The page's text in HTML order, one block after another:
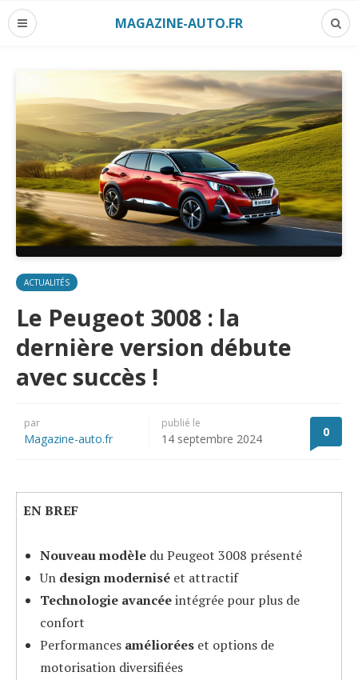
MAGAZINE-AUTO.FR
ACTUALITÉS
Le Peugeot 3008 : la
dernière version débute
avec succès !
par
Magazine-auto.fr
publié le
14 septembre 2024 0
EN BREF
Nouveau modèledu Peugeot 3008 présenté
Un design moderniséet attractif
Technologie avancéeintégrée pour plus de
confort
Performances amélioréeset options de
motorisation diversifiées